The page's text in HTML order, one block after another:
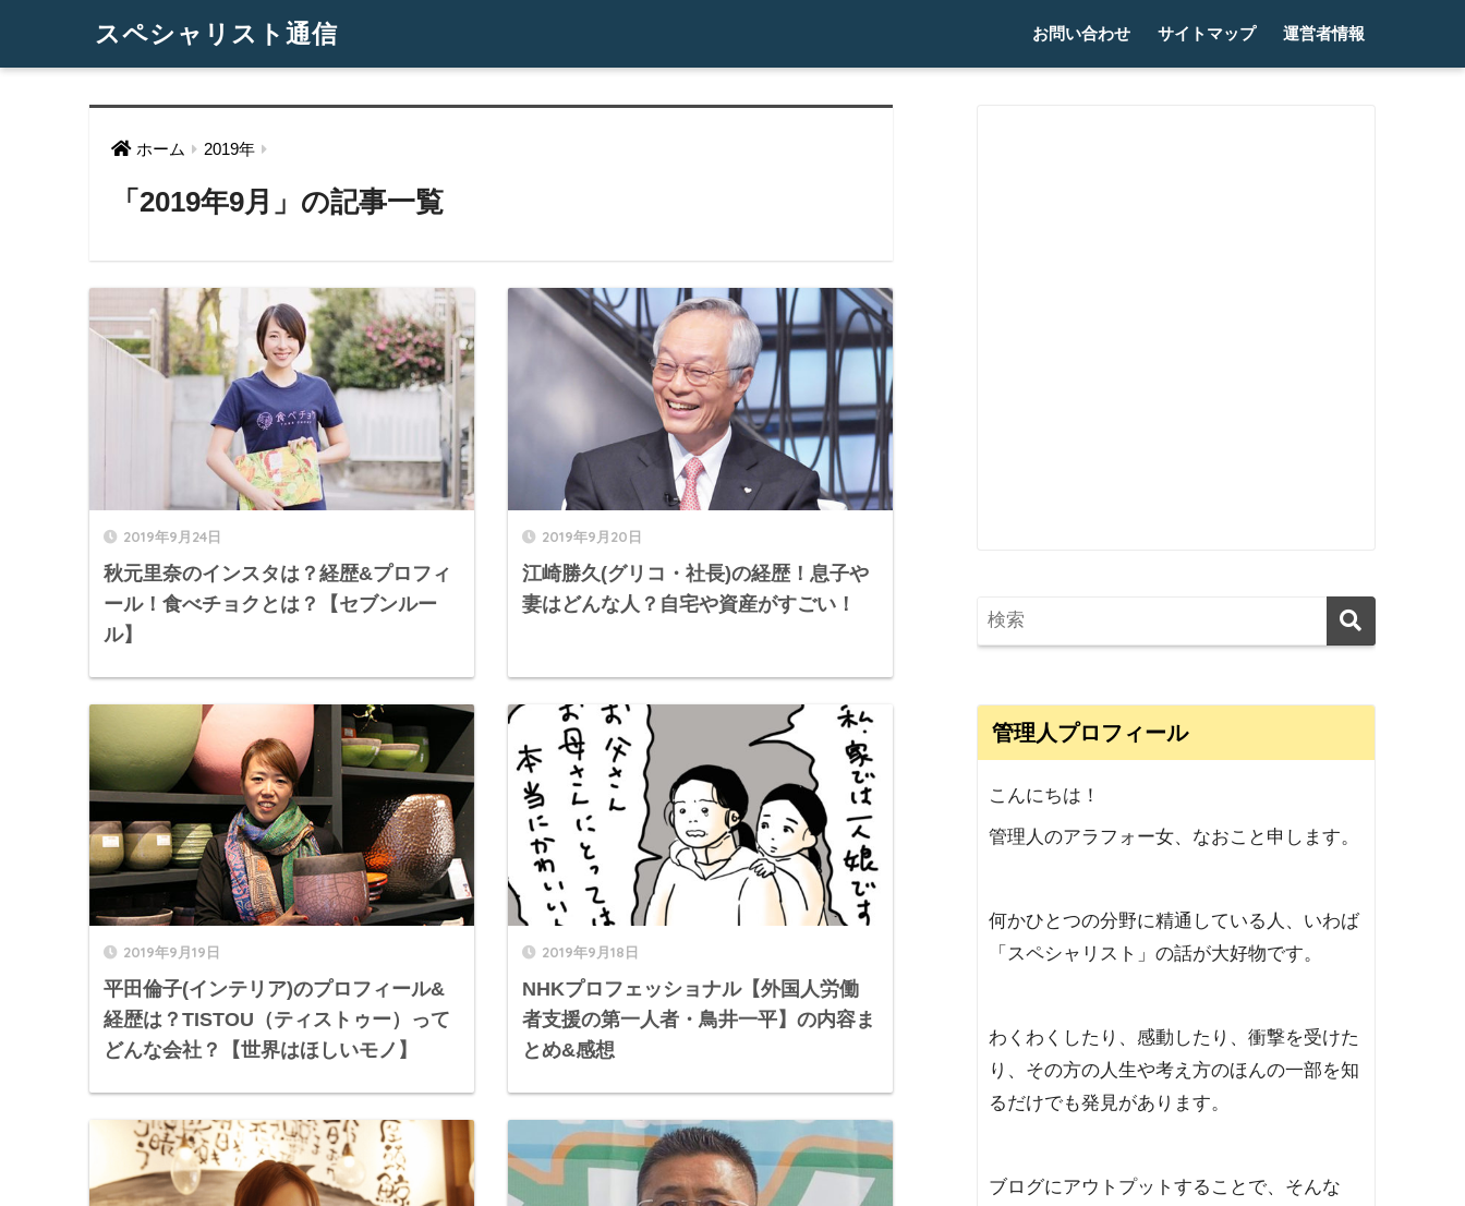
スペシャリスト通信 お問い合わせ サイトマップ 運営者情報
ホーム 2019年
「2019年9月」の記事一覧
2019年9月24日
秋元里奈のインスタは？経歴&プロフィ
ール！食べチョクとは？【セブンルー
ル】
2019年9月20日
江崎勝久(グリコ・社長)の経歴！息子や
妻はどんな人？自宅や資産がすごい！
2019年9月19日
平田倫子(インテリア)のプロフィール&
経歴は？TISTOU（ティストゥー）って
どんな会社？【世界はほしいモノ】
2019年9月18日
NHKプロフェッショナル【外国人労働
者支援の第一人者・鳥井一平】の内容ま
とめ&感想
管理人プロフィール
こんにちは！
管理人のアラフォー女、なおこと申します。
何かひとつの分野に精通している人、いわば
「スペシャリスト」の話が大好物です。
わくわくしたり、感動したり、衝撃を受けた
り、その方の人生や考え方のほんの一部を知
るだけでも発見があります。
ブログにアウトプットすることで、そんな